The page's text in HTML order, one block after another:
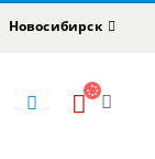
Новосибирск